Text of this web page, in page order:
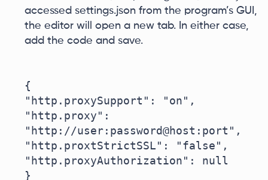
accessed settings.json from the program’s GUI,
the editor will open a new tab. In either case,
add the code and save.
{
"http.proxySupport": "on",
"http.proxy":
"http://user:password@host:port",
"http.proxtStrictSSL": "false",
"http.proxyAuthorization": null
}